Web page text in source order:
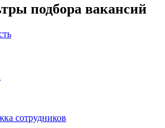
подбора вакансий
сотрудников